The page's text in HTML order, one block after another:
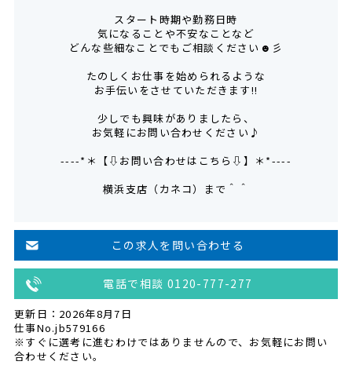
スタート時期や勤務日時
気になることや不安なことなど
どんな些細なことでもご相談ください☻彡
たのしくお仕事を始められるような
お手伝いをさせていただきます!!
少しでも興味がありましたら、
お気軽にお問い合わせください♪
----*＊【⇩お問い合わせはこちら⇩】＊*----
横浜支店（カネコ）まで＾＾
この求人を問い合わせる
電話で相談 0120-777-277
更新日：2026年8月7日
仕事No.jb579166
※すぐに選考に進むわけではありませんので、お気軽にお問い
合わせください。